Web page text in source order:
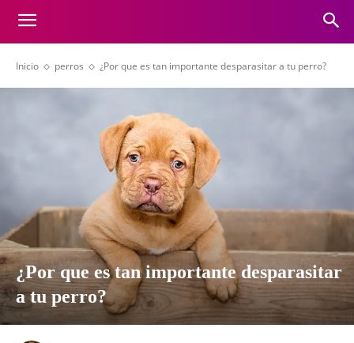
Inicio perros ¿Por que es tan importante desparasitar a tu perro?
¿Por que es tan importante desparasitar
a tu perro?